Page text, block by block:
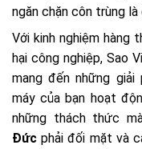
ngăn chặn côn trùng
Với kinh nghiệm hàng
hại công nghiệp, Sao
mang đến những giải
máy của bạn hoạt
những thách thức
Đức phải đối mặt và